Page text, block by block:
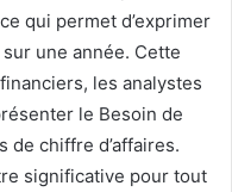
qui permet d’exprimer
une année. Cette
les analystes
le Besoin de
de chiffre d’affaires.
significative pour tout